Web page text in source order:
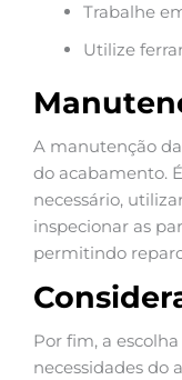
Trabalhe
Utilize
A manutenção da
do acabamento.
necessário,
inspecionar as
permitindo
Por fim, a escolha
necessidades do